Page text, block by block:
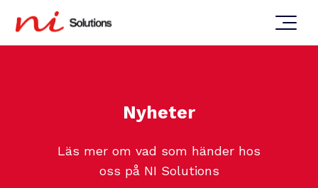
Nyheter
Läs mer om vad som händer hos
oss på NI Solutions